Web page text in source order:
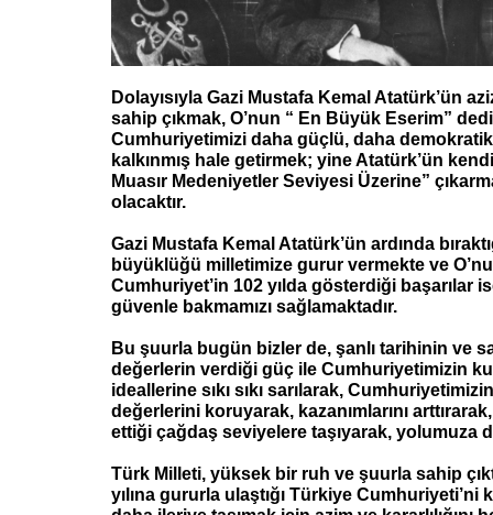
Dolayısıyla Gazi Mustafa Kemal Atatürk’ün
sahip çıkmak, O’nun “ En Büyük Eserim”
Cumhuriyetimizi daha güçlü, daha
kalkınmış hale getirmek; yine Atatürk’ün
Muasır Medeniyetler Seviyesi Üzerine”
olacaktır.
Gazi Mustafa Kemal Atatürk’ün ardında
büyüklüğü milletimize gurur vermekte ve
Cumhuriyet’in 102 yılda gösterdiği başarılar
güvenle bakmamızı sağlamaktadır.
Bu şuurla bugün bizler de, şanlı tarihinin ve
değerlerin verdiği güç ile Cumhuriyetimizin
ideallerine sıkı sıkı sarılarak,
değerlerini koruyarak, kazanımlarını
ettiği çağdaş seviyelere taşıyarak, yolumuza
Türk Milleti, yüksek bir ruh ve şuurla sahip
yılına gururla ulaştığı Türkiye Cumhuriyeti’ni